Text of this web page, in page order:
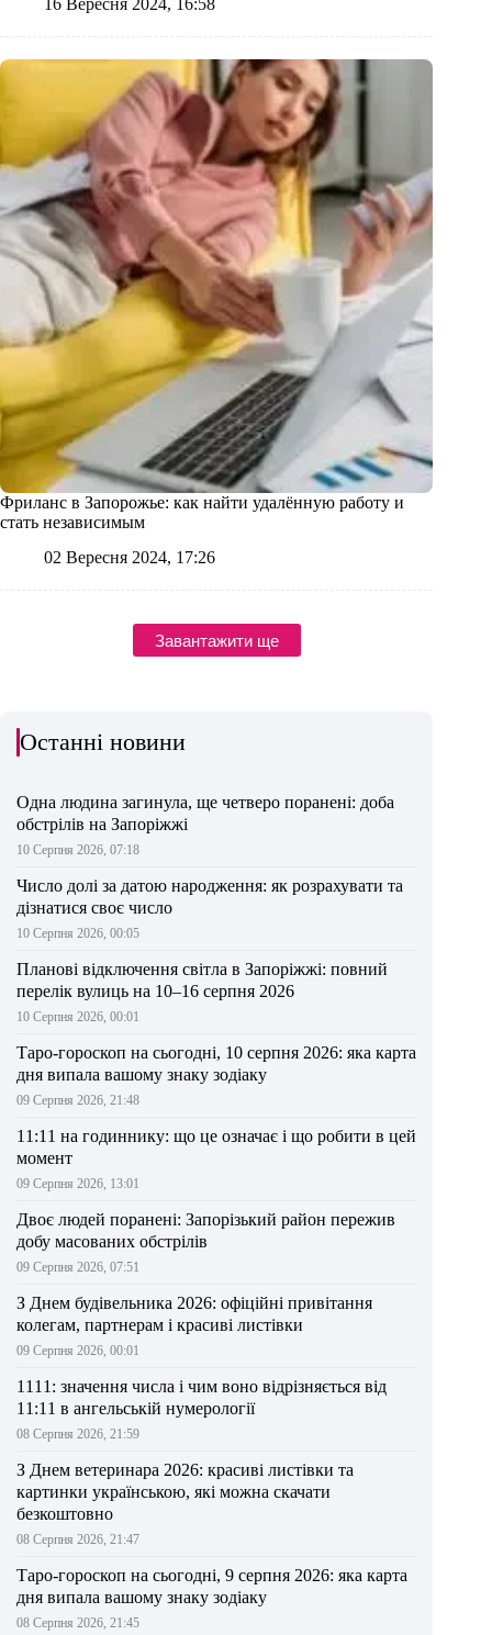
16 Вересня 2024, 16:58
Фриланс в Запорожье: как найти удалённую работу и
стать независимым
02 Вересня 2024, 17:26
Завантажити ще
Останні новини
Одна людина загинула, ще четверо поранені: доба
обстрілів на Запоріжжі
10 Серпня 2026, 07:18
Число долі за датою народження: як розрахувати та
дізнатися своє число
10 Серпня 2026, 00:05
Планові відключення світла в Запоріжжі: повний
перелік вулиць на 10–16 серпня 2026
10 Серпня 2026, 00:01
Таро-гороскоп на сьогодні, 10 серпня 2026: яка карта
дня випала вашому знаку зодіаку
09 Серпня 2026, 21:48
11:11 на годиннику: що це означає і що робити в цей
момент
09 Серпня 2026, 13:01
Двоє людей поранені: Запорізький район пережив
добу масованих обстрілів
09 Серпня 2026, 07:51
З Днем будівельника 2026: офіційні привітання
колегам, партнерам і красиві листівки
09 Серпня 2026, 00:01
1111: значення числа і чим воно відрізняється від
11:11 в ангельській нумерології
08 Серпня 2026, 21:59
З Днем ветеринара 2026: красиві листівки та
картинки українською, які можна скачати
безкоштовно
08 Серпня 2026, 21:47
Таро-гороскоп на сьогодні, 9 серпня 2026: яка карта
дня випала вашому знаку зодіаку
08 Серпня 2026, 21:45